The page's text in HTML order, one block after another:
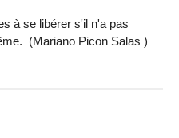
à se libérer s'il n'a pas
(Mariano Picon Salas )